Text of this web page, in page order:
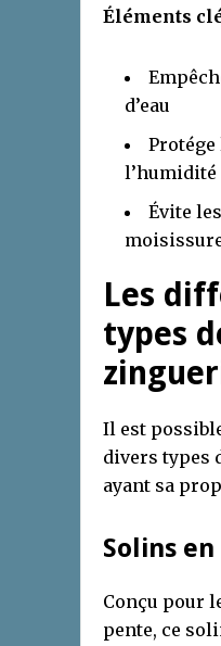
Éléments
d’eau
l’humidité
Évite
Les
types
Il est
divers types
ayant sa
Solins
Conçu pour
pente, ce